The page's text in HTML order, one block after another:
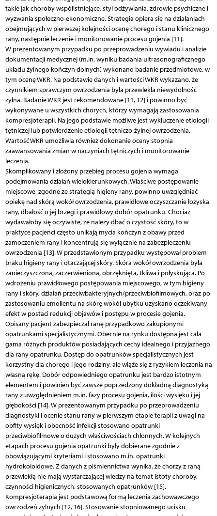
takie jak choroby współistniejące, styl odżywiania, zdrowie psychiczne i
wyzwania społeczno-ekonomiczne. Strategia opiera się na działaniach
obejmujących w pierwszej kolejności ocenę chorego i stanu klinicznego
rany, następnie leczenie i monitorowanie procesu gojenia [11].
W prezentowanym przypadku po przeprowadzeniu wywiadu i analizie
dokumentacji medycznej (m.in. wyniku badania ultrasonograficznego
układu żylnego kończyn dolnych) wykonano badanie przedmiotowe, w
tym ocenę WKR. Na podstawie danych i wartości WKR wykazano, że
czynnikiem sprawczym owrzodzenia była przewlekła niewydolność
żylna. Badanie WKR jest rekomendowane [11, 12] i powinno być
wykonywane u wszystkich chorych, którzy wymagają zastosowania
kompresjoterapii. Na jego podstawie możliwe jest wykluczenie etiologii
tętniczej lub potwierdzenie etiologii tętniczo-żylnej owrzodzenia.
Wartość WKR umożliwia również dokonanie oceny stopnia
zaawansowania zmian w naczyniach tętniczych i monitorowanie
leczenia.
Skomplikowany i złożony przebieg procesu gojenia wymaga
podejmowania działań wielokierunkowych. Właściwe postępowanie
miejscowe, zgodne ze strategią higieny rany, powinno uwzględniać
opiekę nad skórą wokół owrzodzenia, prawidłowe oczyszczanie łożyska
rany, dbałość o jej brzegi i prawidłowy dobór opatrunku. Chociaż
wydawałoby się oczywiste, że należy dbać o czystość skóry, to w
praktyce pacjenci często unikają mycia kończyn z obawy przed
zamoczeniem rany i koncentrują się wyłącznie na zabezpieczeniu
owrzodzenia [13]. W przedstawionym przypadku występował problem
braku higieny rany i otaczającej skóry. Skóra wokół owrzodzenia była
zanieczyszczona, zaczerwieniona, obrzęknięta, tkliwa i połyskująca. Po
wdrożeniu prawidłowego postępowania miejscowego, w tym higieny
rany i skóry, działań przeciwbakteryjnych/przeciwbiofilmowych, oraz po
zastosowaniu emolientu na skórę wokół ubytku uzyskano oczekiwany
efekt w postaci redukcji objawów i postępu w procesie gojenia.
Opisany pacjent zabezpieczał ranę przypadkowo zakupionymi
opatrunkami specjalistycznymi. Obecnie na rynku dostępna jest cała
gama różnych produktów posiadających cechy idealnego i przyjaznego
dla rany opatrunku. Dostęp do opatrunków specjalistycznych jest
korzystny dla chorego i jego rodziny, ale wiąże się z ryzykiem leczenia na
własną rękę. Dobór odpowiedniego opatrunku jest bardzo istotnym
elementem i powinien być zawsze poprzedzony dokładną diagnostyką
rany z uwzględnieniem m.in. fazy procesu gojenia, ilości wysięku i jej
głębokości [14]. W prezentowanym przypadku po przeprowadzeniu
diagnostyki i ocenie stanu rany w pierwszym etapie terapii z uwagi na
obfity wysięk i obecność infekcji stosowano opatrunki
przeciwbiofilmowe o dużych właściwościach chłonnych. W kolejnych
etapach procesu gojenia opatrunki były dobierane zgodnie z
obowiązującymi kryteriami i stosowano m.in. opatrunki
hydrokoloidowe. Z danych z piśmiennictwa wynika, że chorzy z raną
przewlekłą nie mają wystarczającej wiedzy na temat istoty choroby,
czynności higienicznych, stosowanych opatrunków [15].
Kompresjoterapia jest podstawową formą leczenia zachowawczego
owrzodzeń żylnych [12, 16]. Stosowanie stopniowanego ucisku